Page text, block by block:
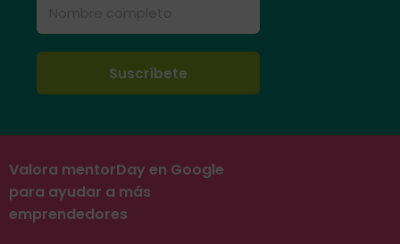
Valora mentorDay en Google
para ayudar a más
emprendedores